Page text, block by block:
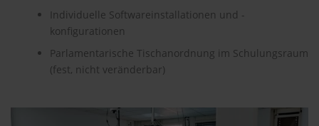
Individuelle Softwareinstallationen und -
konfigurationen
Parlamentarische Tischanordnung im Schulungsraum
(fest, nicht veränderbar)